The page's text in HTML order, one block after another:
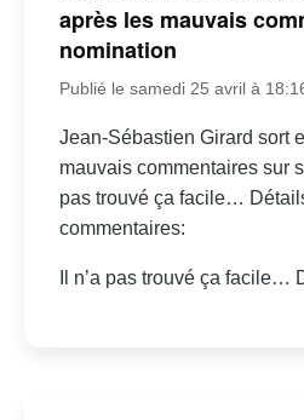
après les mauvais
nomination
Publié le samedi 25 avril à
Jean-Sébastien Girard sort
mauvais commentaires sur
pas trouvé ça facile…
commentaires:
Il n’a pas trouvé ça facile…